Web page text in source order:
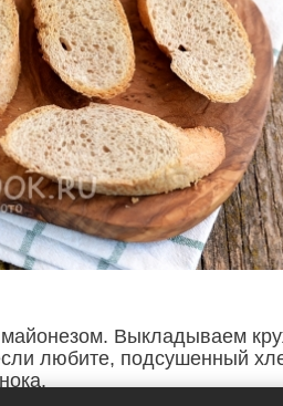
Выкладываем
любите, подсушенный